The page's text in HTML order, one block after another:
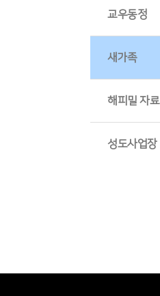
교우동정
새가족
해피밀 자료
성도사업장